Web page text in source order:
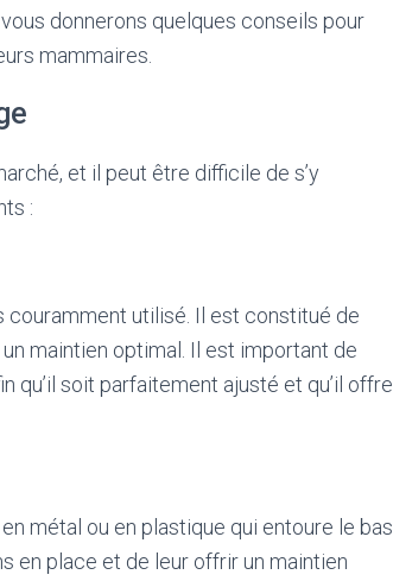
donnerons quelques conseils pour
mammaires.
et il peut être difficile de s’y
:
utilisé. Il est constitué de
maintien optimal. Il est important de
qu’il soit parfaitement ajusté et qu’il offre
métal ou en plastique qui entoure le bas
en place et de leur offrir un maintien